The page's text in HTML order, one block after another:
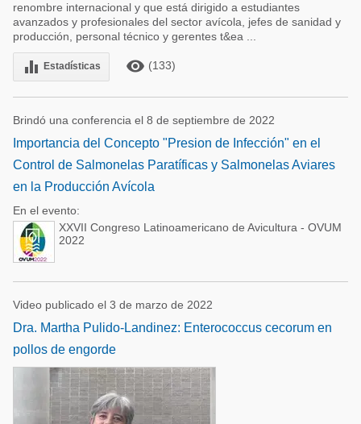
renombre internacional y que está dirigido a estudiantes
avanzados y profesionales del sector avícola, jefes de sanidad y
producción, personal técnico y gerentes t&ea ...
equalizer Estadísticas remove_red_eye (133)
Brindó una conferencia el 8 de septiembre de 2022
Importancia del Concepto "Presion de Infección" en el
Control de Salmonelas Paratíficas y Salmonelas Aviares
en la Producción Avícola
En el evento:
XXVII Congreso Latinoamericano de Avicultura - OVUM
2022
Video publicado el 3 de marzo de 2022
Dra. Martha Pulido-Landinez: Enterococcus cecorum en
pollos de engorde